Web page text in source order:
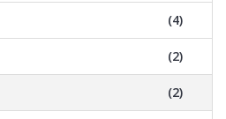
(4)
(2)
(2)